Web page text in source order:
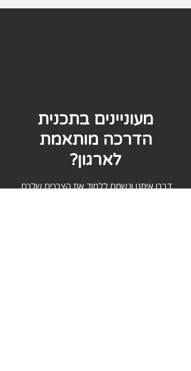
מעוניינים בתכנית
הדרכה מותאמת
לארגון?
דברו איתנו ונשמח ללמוד את הצרכים שלכם,